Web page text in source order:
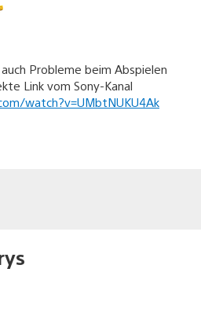
Probleme beim Abspielen
Link vom Sony-Kanal
watch?v=UMbtNUKU4Ak